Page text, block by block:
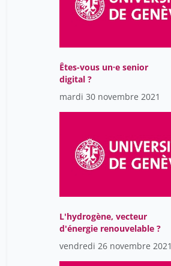
Êtes-vous un·e senior
digital ?
mardi 30 novembre 2021
L'hydrogène, vecteur
d'énergie renouvelable ?
vendredi 26 novembre 2021